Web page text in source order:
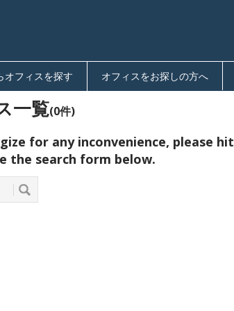
オフィスを探す オフィスをお探しの方へ
一覧(0件)
for any inconvenience, please hit
the search form below.